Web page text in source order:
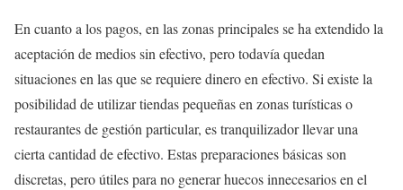
En cuanto a los pagos, en las zonas principales se ha extendido la
aceptación de medios sin efectivo, pero todavía quedan
situaciones en las que se requiere dinero en efectivo. Si existe la
posibilidad de utilizar tiendas pequeñas en zonas turísticas o
restaurantes de gestión particular, es tranquilizador llevar una
cierta cantidad de efectivo. Estas preparaciones básicas son
discretas, pero útiles para no generar huecos innecesarios en el